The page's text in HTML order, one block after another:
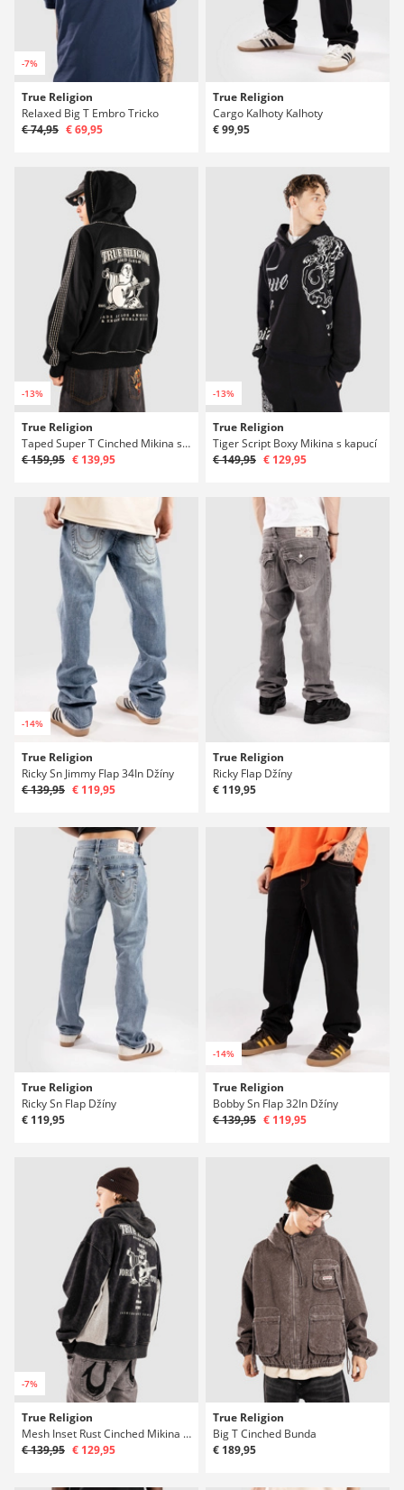
-7%
True Religion
Relaxed Big T Embro Tricko
€ 74,95 € 69,95
True Religion
Cargo Kalhoty Kalhoty
€ 99,95
-13%
True Religion
Taped Super T Cinched Mikina s kapucí na zip
€ 159,95 € 139,95
-13%
True Religion
Tiger Script Boxy Mikina s kapucí
€ 149,95 € 129,95
-14%
True Religion
Ricky Sn Jimmy Flap 34In Džíny
€ 139,95 € 119,95
True Religion
Ricky Flap Džíny
€ 119,95
True Religion
Ricky Sn Flap Džíny
€ 119,95
-14%
True Religion
Bobby Sn Flap 32In Džíny
€ 139,95 € 119,95
-7%
True Religion
Mesh Inset Rust Cinched Mikina s kapucí na zip
€ 139,95 € 129,95
True Religion
Big T Cinched Bunda
€ 189,95